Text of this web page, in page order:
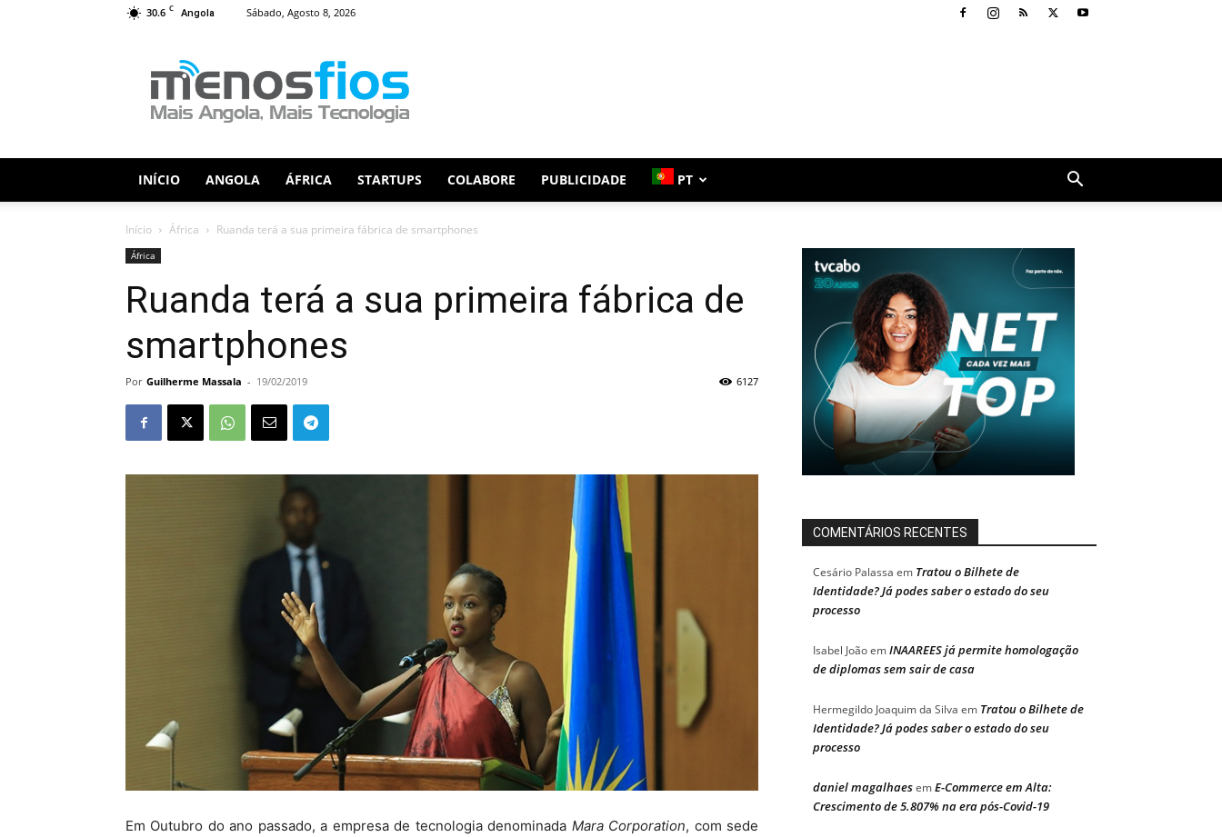
30.6 C Angola Sábado, Agosto 8, 2026
Fios
INÍCIO ANGOLA ÁFRICA STARTUPS COLABORE PUBLICIDADE PT
Início África Ruanda terá a sua primeira fábrica de smartphones
África
Ruanda terá a sua primeira fábrica de
smartphones
Por Guilherme Massala - 19/02/2019 6127
Em Outubro do ano passado, a empresa de tecnologia denominada Mara Corporation, com sede
COMENTÁRIOS RECENTES
Cesário Palassa em Tratou o Bilhete de
Identidade? Já podes saber o estado do seu
processo
Isabel JoãoemINAAREES já permite homologação
de diplomas sem sair de casa
Hermegildo Joaquim da Silva em Tratou o Bilhete de
Identidade? Já podes saber o estado do seu
processo
daniel magalhaesemE-Commerce em Alta:
Crescimento de 5.807% na era pós-Covid-19